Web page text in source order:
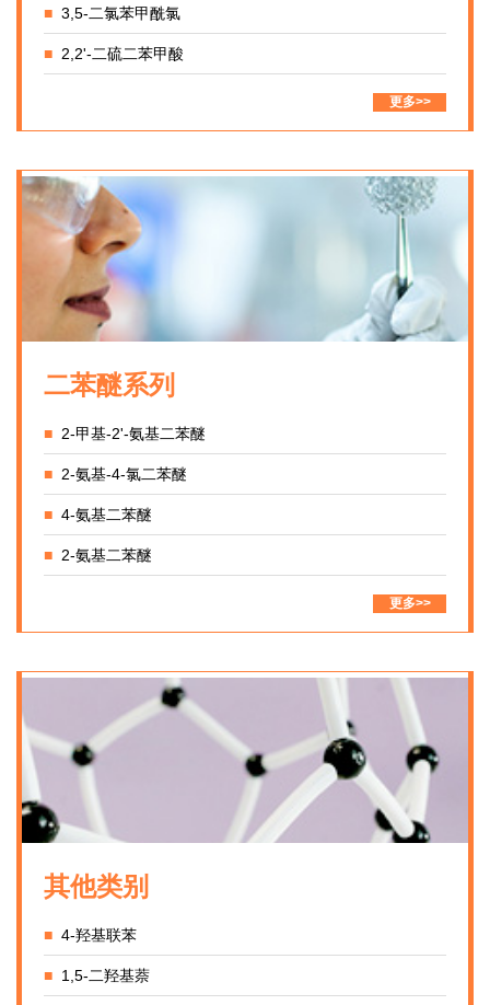
■3,5-二氯苯甲酰氯
■ 2,2'-二硫二苯甲酸
更多>>
二苯醚系列
■ 2-甲基-2'-氨基二苯醚
■ 2-氨基-4-氯二苯醚
■4-氨基二苯醚
■ 2-氨基二苯醚
更多>>
其他类别
■4-羟基联苯
■ 1,5-二羟基萘